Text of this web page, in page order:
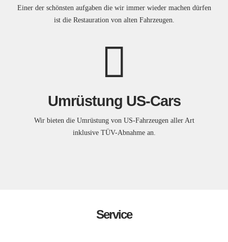
Einer der schönsten aufgaben die wir immer wieder machen dürfen
ist die Restauration von alten Fahrzeugen.
Umrüstung US-Cars
Wir bieten die Umrüstung von US-Fahrzeugen aller Art
inklusive TÜV-Abnahme an.
Service